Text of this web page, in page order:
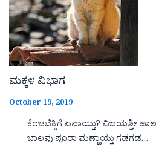
ಮಕ್ಕಳ ವಿಭಾಗ
October 19, 2019
ಕೆಂಚಬೆಕ್ಕಿಗೆ ಏನಾಯ್ತು? ವಿಜಯಶ್ರೀ
ಬಾಲವು ಪೂರಾ ಮಣ್ಣಾಯ್ತು ಗಡಗಡ…